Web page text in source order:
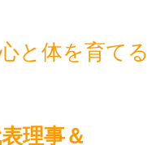
と体を育てる
理事＆